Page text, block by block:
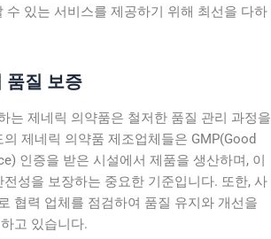
수 있는 서비스를 제공하기 위해 최선을 다하
품질 보증
는 제네릭 의약품은 철저한 품질 관리 과정을
제네릭 의약품 제조업체들은 GMP(Good
인증을 받은 시설에서 제품을 생산하며, 이
성을 보장하는 중요한 기준입니다. 또한, 사
협력 업체를 점검하여 품질 유지와 개선을
고 있습니다.